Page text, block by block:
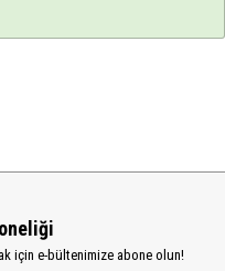
için e-bültenimize abone olun!